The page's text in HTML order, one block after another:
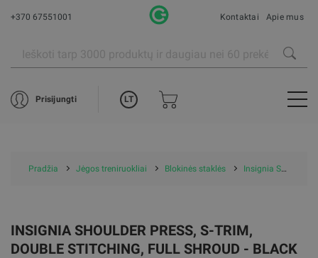
+370 67551001 Kontaktai Apie mus
Prisijungti LT
Pradžia Jėgos treniruokliai Blokinės staklės Insignia Shoulder Press, S-Trim, Double Stitching, Full Shroud - Black Opaque
INSIGNIA SHOULDER PRESS, S-TRIM,
DOUBLE STITCHING, FULL SHROUD - BLACK